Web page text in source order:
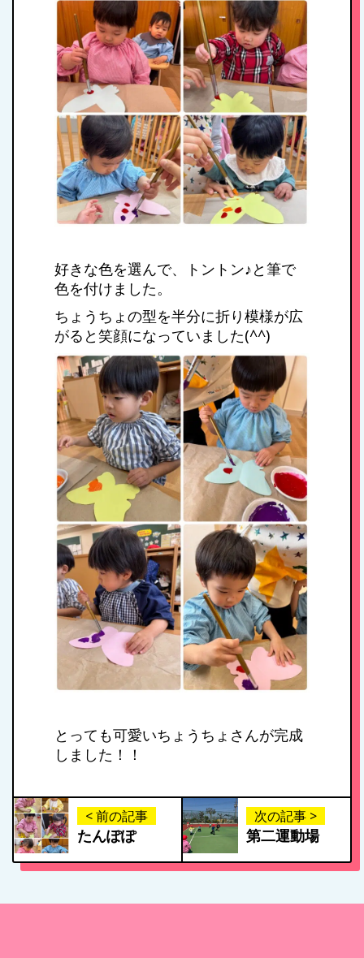
HOME
私たちの思い・教
育方針
1日のスケジュール
年間行事
施設紹介・園概要
入園案内
お問い合わせ
病児保育について
好きな色を選んで、トントン♪と筆で
色を付けました。
ちょうちょの型を半分に折り模様が広
がると笑顔になっていました(^^)
とっても可愛いちょうちょさんが完成
しました！！
< 前の記事
たんぽぽ
次の記事 >
第二運動場